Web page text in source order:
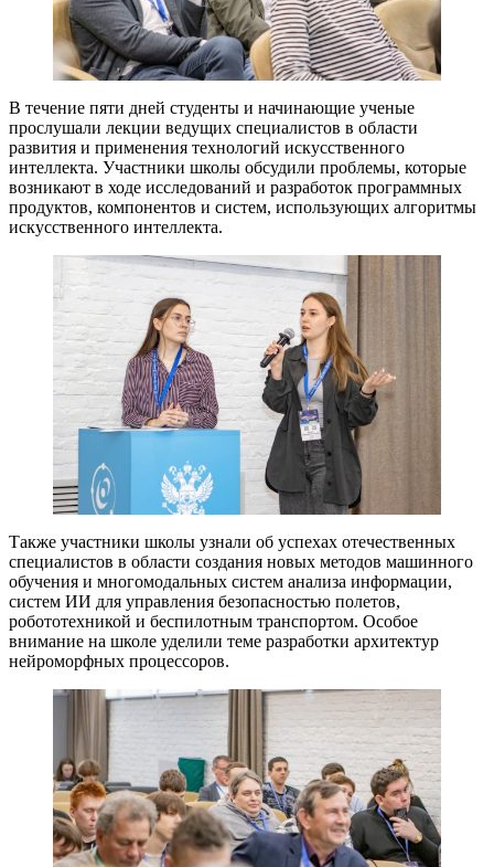
В течение пяти дней студенты и начинающие ученые
прослушали лекции ведущих специалистов в области
развития и применения технологий искусственного
интеллекта. Участники школы обсудили проблемы, которые
возникают в ходе исследований и разработок программных
продуктов, компонентов и систем, использующих алгоритмы
искусственного интеллекта.
Также участники школы узнали об успехах отечественных
специалистов в области создания новых методов машинного
обучения и многомодальных систем анализа информации,
систем ИИ для управления безопасностью полетов,
робототехникой и беспилотным транспортом. Особое
внимание на школе уделили теме разработки архитектур
нейроморфных процессоров.